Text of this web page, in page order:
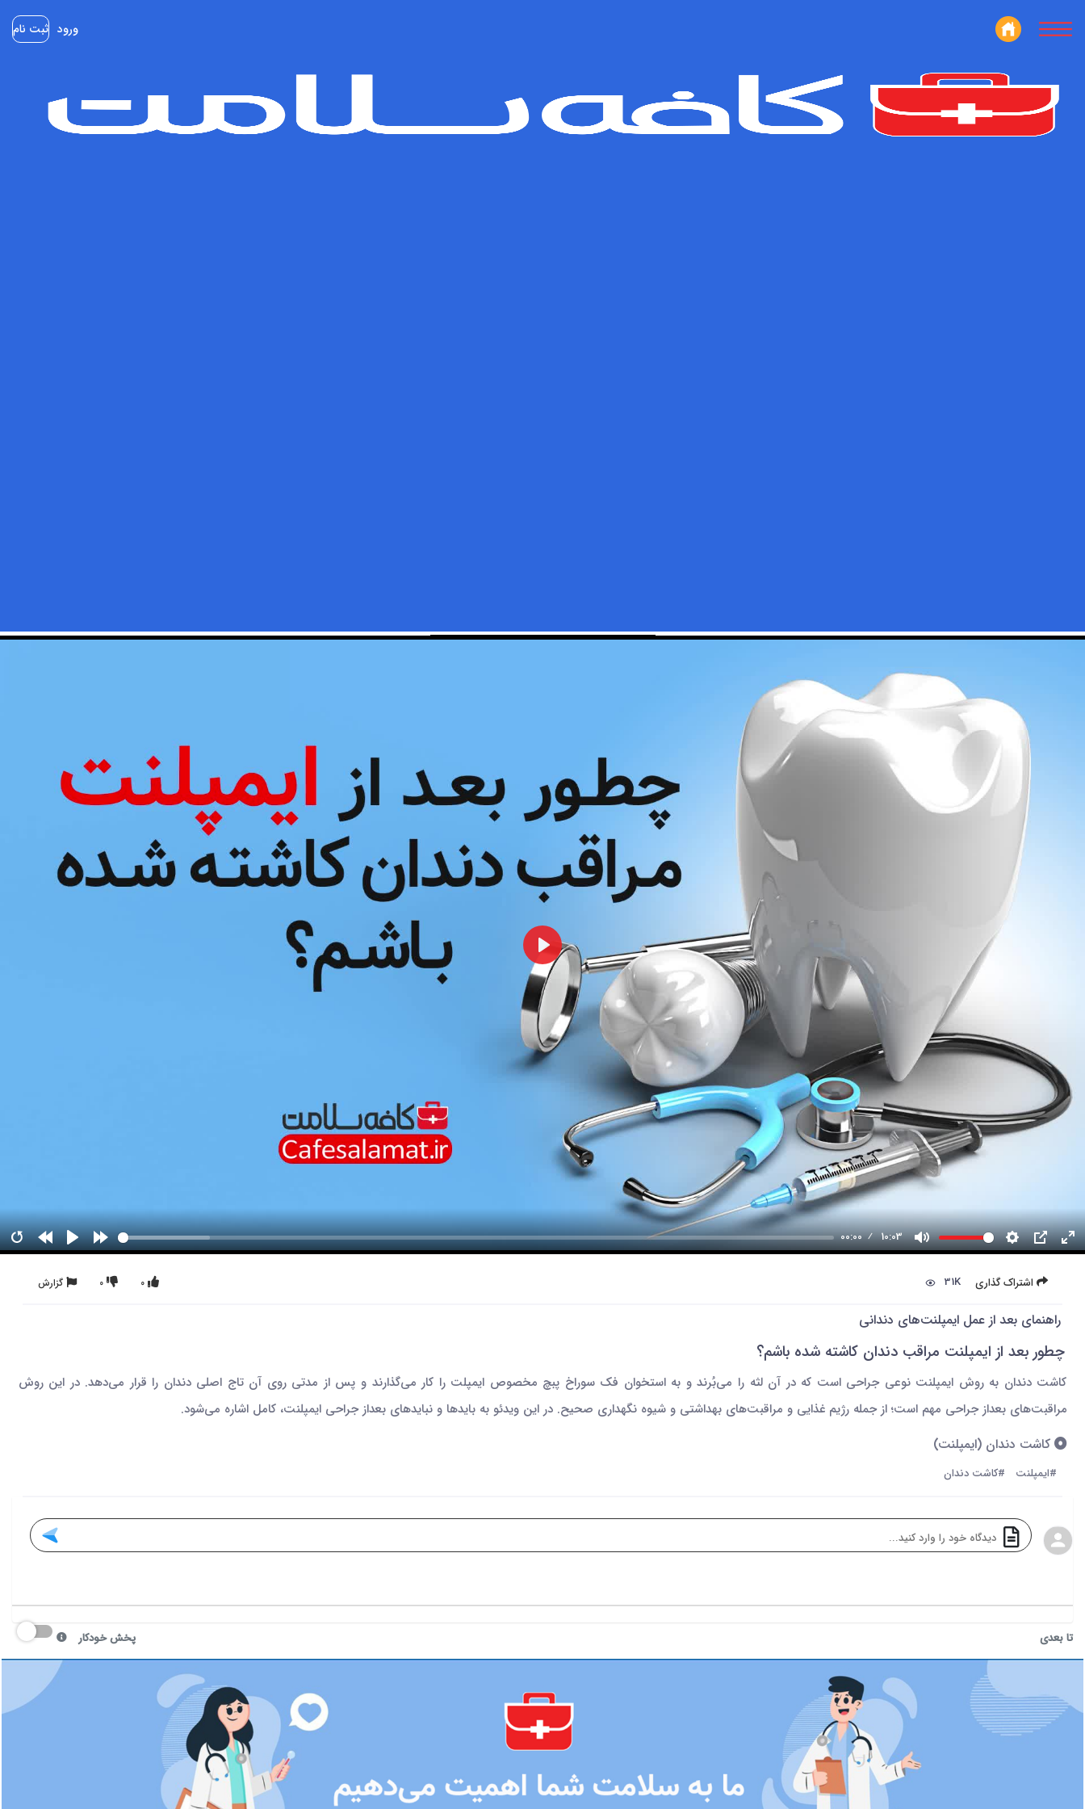
ورود ثبت نام
بخش‌ها
00:00 10:03
اشتراک گذاری 31K گزارش 0 0
راهنمای بعد از عمل ایمپلنت‌های دندانی
چطور بعد از ایمپلنت مراقب دندان کاشته شده باشم؟
کاشت دندان به روش ایمپلنت نوعی جراحی است که در آن لثه را می‌بُرند و به استخوان فک سوراخ پبچ مخصوص ایمپلت را کار می‌گذارند و پس از مدتی روی آن تاج اصلی دندان را قرار می‌دهد. در این روش
مراقبت‌های بعداز جراحی مهم است؛ از جمله رژیم غذایی و مراقبت‌های بهداشتی و شیوه نگهداری صحیح. در این ویدئو به بایدها و نبایدهای بعداز جراحی ایمپلنت، کامل اشاره می‌شود.
کاشت دندان (ایمپلنت)
#ایمپلنت #کاشت دندان
تا بعدی پخش خودکار